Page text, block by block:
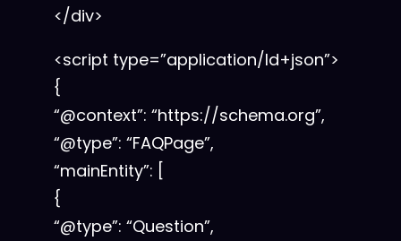
</div>
<script type=”application/ld+json”>
{
“@context”: “https://schema.org”,
“@type”: “FAQPage”,
“mainEntity”: [
{
“@type”: “Question”,